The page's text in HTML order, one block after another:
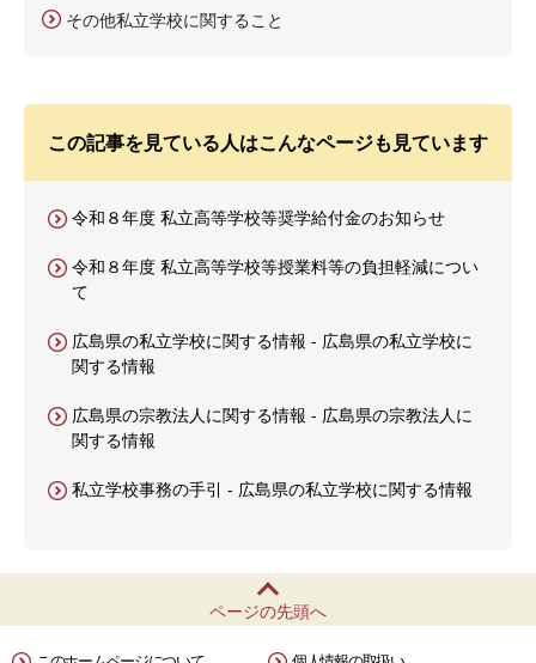
その他私立学校に関すること
この記事を見ている人はこんなページも見ています
令和８年度 私立高等学校等奨学給付金のお知らせ
令和８年度 私立高等学校等授業料等の負担軽減につい
て
広島県の私立学校に関する情報 - 広島県の私立学校に
関する情報
広島県の宗教法人に関する情報 - 広島県の宗教法人に
関する情報
私立学校事務の手引 - 広島県の私立学校に関する情報
ページの先頭へ